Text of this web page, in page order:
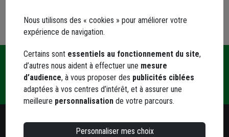
Contact
Livraison
et retrait
Une
question
?
Paiement
Besoin d'un conseil ?
Nous utilisons des « cookies » pour améliorer votre
expérience de navigation.
Certains sont essentiels au fonctionnement du site,
d’autres nous aident à effectuer une mesure
d’audience, à vous proposer des publicités ciblées
adaptées à vos centres d’intérêt, et à assurer une
meilleure personnalisation de votre parcours.
Personnaliser mes choix